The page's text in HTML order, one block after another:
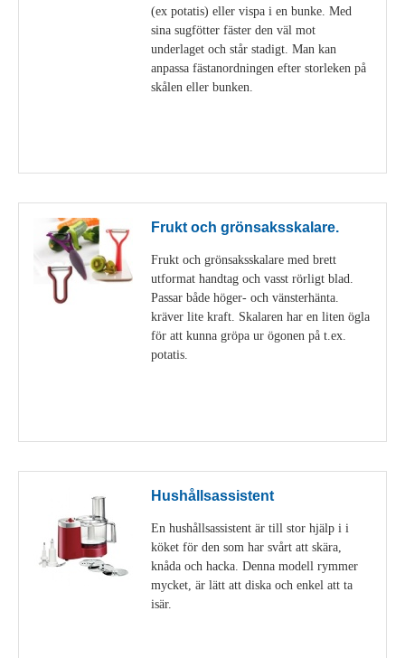
(ex potatis) eller vispa i en bunke. Med
sina sugfötter fäster den väl mot
underlaget och står stadigt. Man kan
anpassa fästanordningen efter storleken på
skålen eller bunken.
Frukt och grönsaksskalare.
Frukt och grönsaksskalare med brett
utformat handtag och vasst rörligt blad.
Passar både höger- och vänsterhänta.
kräver lite kraft. Skalaren har en liten ögla
för att kunna gröpa ur ögonen på t.ex.
potatis.
Hushållsassistent
En hushållsassistent är till stor hjälp i i
köket för den som har svårt att skära,
knåda och hacka. Denna modell rymmer
mycket, är lätt att diska och enkel att ta
isär.